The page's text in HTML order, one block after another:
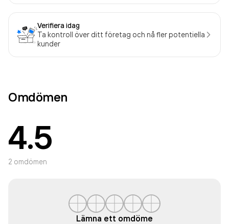
Verifiera idag
Ta kontroll över ditt företag och nå fler potentiella
kunder
Omdömen
4.5
2 omdömen
Lämna ett omdöme